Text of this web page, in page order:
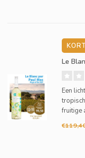
Le
Een
fruitige